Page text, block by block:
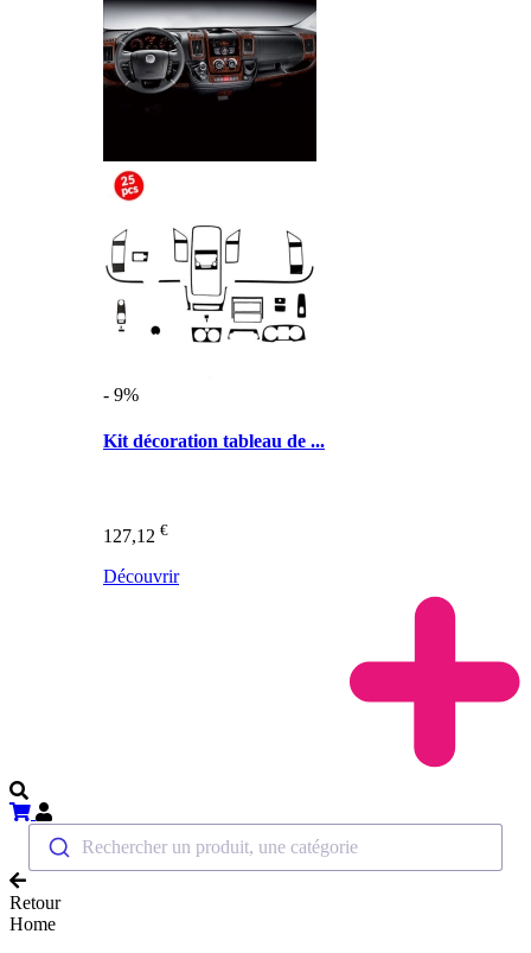
- 9%
Kit décoration tableau de ...
127,12 €
Découvrir
Rechercher un produit, une catégorie
Retour
Home